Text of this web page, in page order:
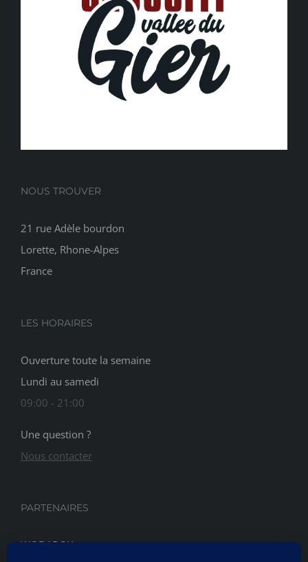
NOUS TROUVER
21 rue Adèle bourdon
Lorette, Rhone-Alpes
France
LES HORAIRES
Ouverture toute la semaine
Lundi au samedi
09:00 - 21:00
Une question ?
Nous contacter
PARTENAIRES
WODABOX